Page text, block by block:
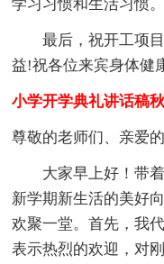
学习习惯和生活习惯。
最后，祝开工项目
益!祝各位来宾身体健
小学开学典礼讲话稿
尊敬的老师们、亲爱
大家早上好！带着
新学期新生活的美好
欢聚一堂。首先，我
表示热烈的欢迎，对